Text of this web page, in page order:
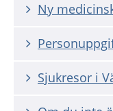
Ny
Sjukresor i